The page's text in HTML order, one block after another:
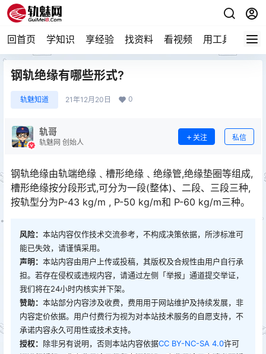
回首页 学知识 享经验 找资料 看视频 用工具 论技
钢轨绝缘有哪些形式?
轨魅知道 21年12月20日 0
轨哥
轨魅网 创始人
关注 私信
钢轨绝缘由轨端绝缘﹑槽形绝缘﹑绝缘管,绝缘垫圈等组成,
槽形绝缘按分段形式,可分为一段(整体)、二段、三段三种,
按轨型分为P-43 kg/m , P-50 kg/m和 P-60 kg/m三种。󠅅󠅃󠄵󠅂󠄪󠇖󠆨󠆨󠇕󠆞󠆒󠅬󠇘󠆭󠆘󠇙󠆝󠅵󠇗󠆭󠆁󠄐󠇗󠅹󠅸󠇖󠆍󠅳󠇖󠅹󠅰󠇖󠆌󠅹
风险： 本站内容仅作技术交流参考，不构成决策依据，所涉标准可
能已失效，请谨慎采用。
声明： 本站内容由用户上传或投稿，其版权及合规性由用户自行承
担。若存在侵权或违规内容，请通过左侧「举报」通道提交举证，
我们将在24小时内核实并下架。
赞助： 本站部分内容涉及收费，费用用于网站维护及持续发展，非
内容定价依据。用户付费行为视为对本站技术服务的自愿支持，不
承诺内容永久可用性或技术支持。
授权： 除非另有说明，否则本站内容依据CC BY-NC-SA 4.0许可